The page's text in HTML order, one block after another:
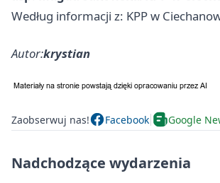
Według informacji z: KPP w
Autor:krystian
Zaobserwuj nas! Facebook Google
Nadchodzące wydarzenia